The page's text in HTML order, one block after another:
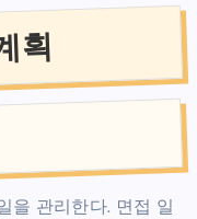
획
을 관리한다. 면접 일